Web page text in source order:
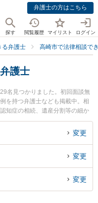
弁護士の方はこちら
探す 閲覧履歴 マイリスト ログイン
る弁護士 高崎市で法律相談で
護士
名見つかりました。初回面談無
を持つ弁護士なども掲載中。相
知症の相続、遺産分割等の細か
はるな総合法律事務所の宮武 優
松村真幸法律事務所の松村 真幸
な近くの弁護士を検索したい』
高崎市内の弁護士に相談予約し
す。
変更
変更
変更